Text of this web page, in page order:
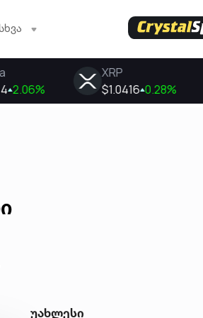
სხვა
უახლესი